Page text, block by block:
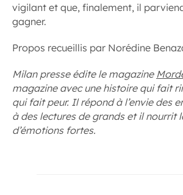
vigilant et que, finalement, il
gagner.
Propos recueillis par Norédine
Milan presse édite le magazine
magazine avec une histoire qui fait
qui fait peur. Il répond à l’envie des
à des lectures de grands et il nourrit
d’émotions fortes.